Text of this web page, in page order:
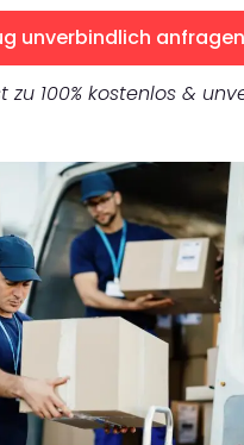
unverbindlich
zu 100% kostenlos &